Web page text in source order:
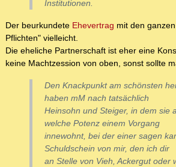
Institutionen.
Der beurkundete Ehevertrag mit den
Pflichten" vielleicht.
Die eheliche Partnerschaft ist eher eine
keine Machtzession von oben, sonst sollte
Den Knackpunkt am schönsten
haben mM nach tatsächlich
Heinsohn und Steiger, in dem sie
welche Potenz einem Vorgang
innewohnt, bei der einer sagen
Schuldschein von mir, den ich dir
an Stelle von Vieh, Ackergut oder